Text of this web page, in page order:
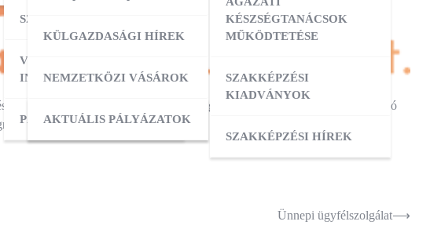
KÜLGAZDASÁGI HÍREK
NEMZETKÖZI VÁSÁROK
KÜLPIACI TAGOZATOK
SZOLGÁLTATÁSOK
VÁLLALKOZÁS
INDÍTÁSA
PÁLYÁZATOK
AKTUÁLIS PÁLYÁZATOK
KÉSZSÉGTANÁCSOK
MŰKÖDTETÉSE
SZAKKÉPZÉSI
KIADVÁNYOK
SZAKKÉPZÉSI HÍREK
előtti osztogatás belgazdasági és az Ukrajna elleni orosz agresszió
szakaszán.
Ünnepi ügyfélszolgálat⟶